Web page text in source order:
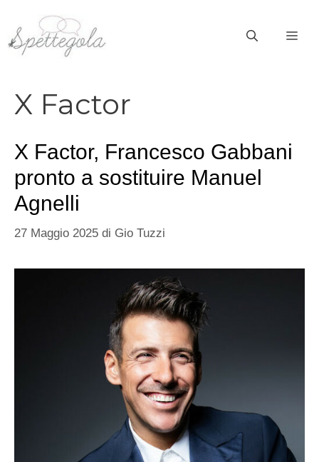
contenuto
X Factor
X Factor, Francesco Gabbani
pronto a sostituire Manuel
Agnelli
27 Maggio 2025 di Gio Tuzzi